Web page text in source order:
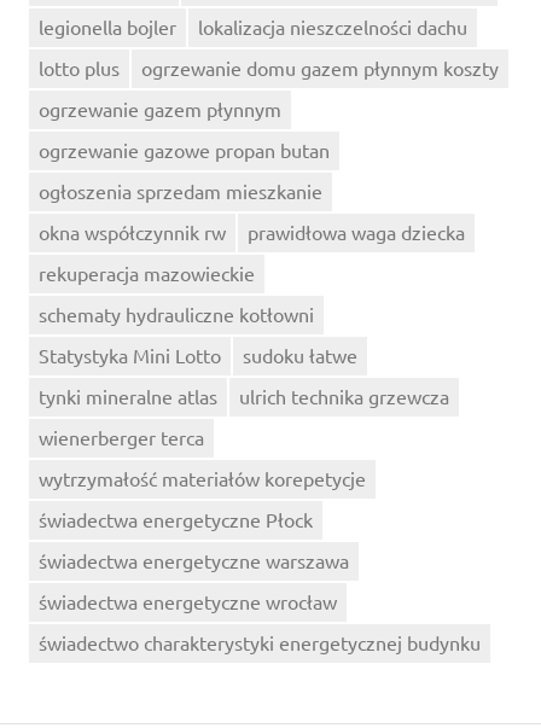
legionella bojler
lokalizacja nieszczelności dachu
lotto plus
ogrzewanie domu gazem płynnym koszty
ogrzewanie gazem płynnym
ogrzewanie gazowe propan butan
ogłoszenia sprzedam mieszkanie
okna współczynnik rw
prawidłowa waga dziecka
rekuperacja mazowieckie
schematy hydrauliczne kotłowni
Statystyka Mini Lotto
sudoku łatwe
tynki mineralne atlas
ulrich technika grzewcza
wienerberger terca
wytrzymałość materiałów korepetycje
świadectwa energetyczne Płock
świadectwa energetyczne warszawa
świadectwa energetyczne wrocław
świadectwo charakterystyki energetycznej budynku